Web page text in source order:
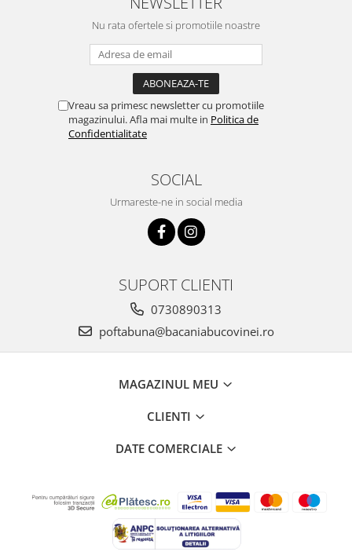
Nu rata ofertele si promotiile noastre
Vreau sa primesc newsletter cu promotiile
magazinului. Afla mai multe in Politica de
Confidentialitate
SOCIAL
Urmareste-ne in social media
SUPORT CLIENTI
0730890313
poftabuna@bacaniabucovinei.ro
MAGAZINUL MEU
CLIENTI
DATE COMERCIALE